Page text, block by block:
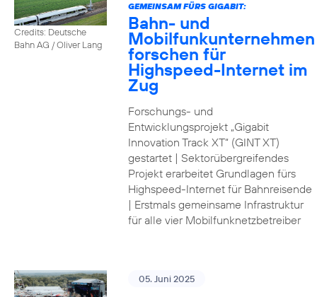
Credits: Deutsche
Bahn AG / Oliver Lang
GEMEINSAM FÜRS GIGABIT:
Bahn- und
Mobilfunkunternehmen
forschen für
Highspeed-Internet im
Zug
Forschungs- und
Entwicklungsprojekt „Gigabit
Innovation Track XT“ (GINT XT)
gestartet | Sektorübergreifendes
Projekt erarbeitet Grundlagen fürs
Highspeed-Internet für Bahnreisende
| Erstmals gemeinsame Infrastruktur
für alle vier Mobilfunknetzbetreiber
05. Juni 2025